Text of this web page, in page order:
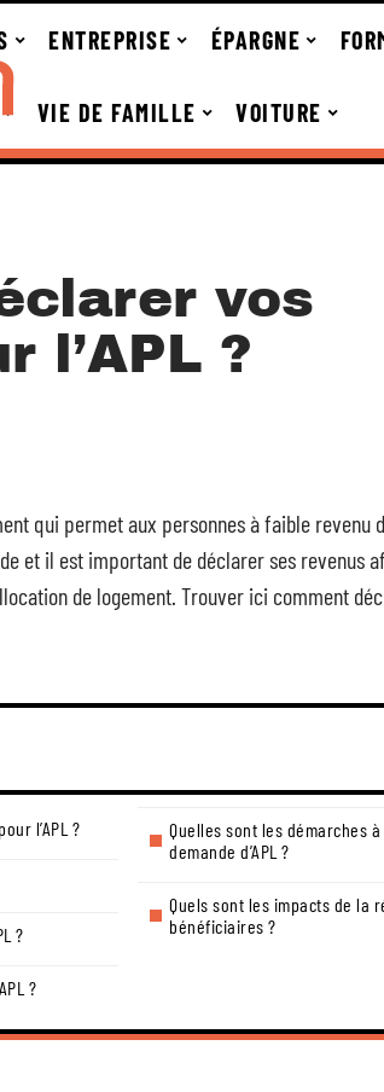
ENTREPRISE ÉPARGNE
VIE DE FAMILLE VOITURE
vos
l’APL ?
qui permet aux personnes à faible revenu
et il est important de déclarer ses revenus
de logement. Trouver ici comment
l’APL ?
?
?
Quelles sont les démarches
demande d’APL ?
Quels sont les impacts de la
bénéficiaires ?